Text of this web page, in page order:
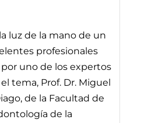
luz de la mano de un
profesionales
uno de los expertos
tema, Prof. Dr. Miguel
de la Facultad de
de la